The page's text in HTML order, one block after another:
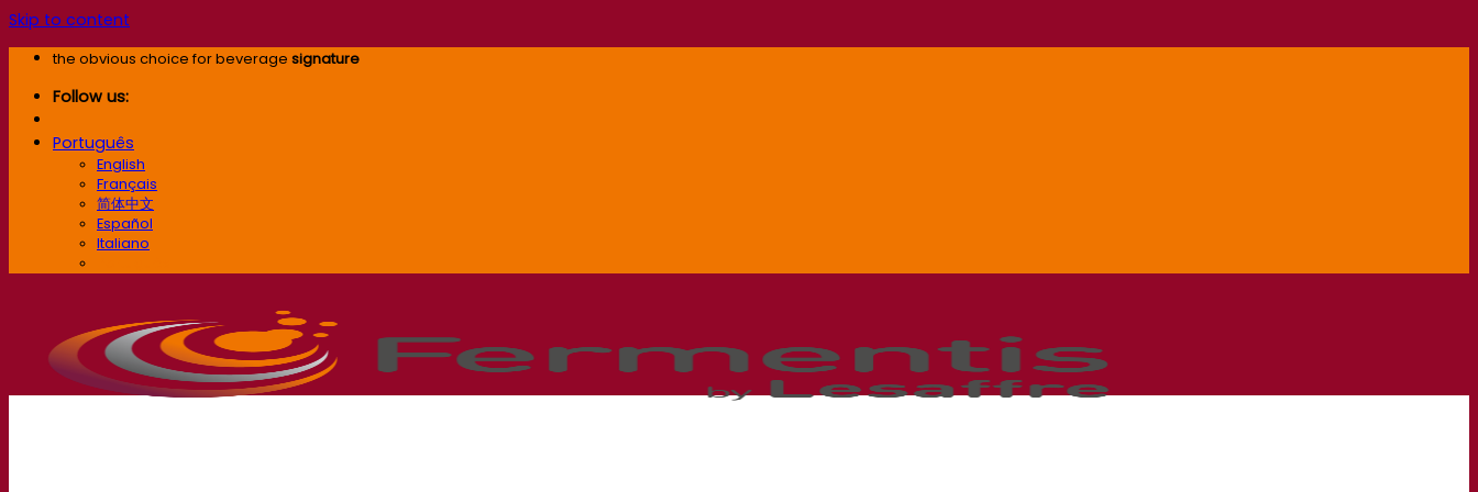
Skip to content
the obvious choice for beverage signature
Follow us:
Português
English
Français
简体中文
Español
Italiano